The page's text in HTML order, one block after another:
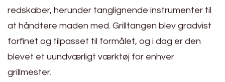
redskaber, herunder tanglignende instrumenter til
at håndtere maden med. Grilltangen blev gradvist
forfinet og tilpasset til formålet, og i dag er den
blevet et uundværligt værktøj for enhver
grillmester.